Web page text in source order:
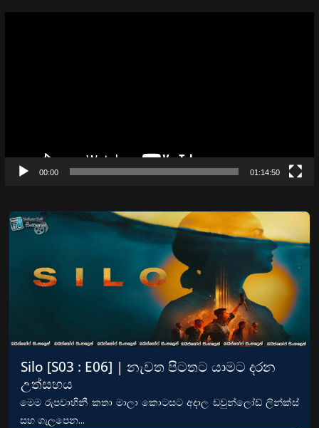
00:00 01:14:50
Silo [S03 : E06] | නැවත පිටතට යාමට දරන
උත්සහය
මෙම රුපවාහිනී කතා මාලා කොටසට අදාල ඩවුන්ලෝඩ් ලින්ක්ස්
සහ ගැලපෙන...